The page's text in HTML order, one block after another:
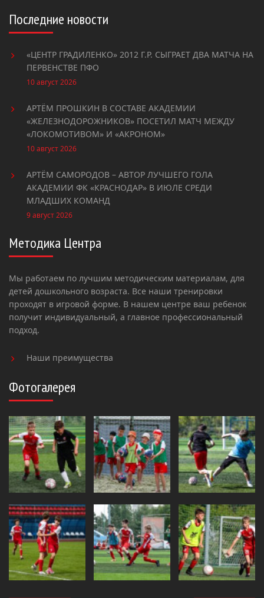
Последние новости
«ЦЕНТР ГРАДИЛЕНКО» 2012 Г.Р. СЫГРАЕТ ДВА МАТЧА НА
ПЕРВЕНСТВЕ ПФО
10 август 2026
АРТЁМ ПРОШКИН В СОСТАВЕ АКАДЕМИИ
«ЖЕЛЕЗНОДОРОЖНИКОВ» ПОСЕТИЛ МАТЧ МЕЖДУ
«ЛОКОМОТИВОМ» И «АКРОНОМ»
10 август 2026
АРТЁМ САМОРОДОВ – АВТОР ЛУЧШЕГО ГОЛА
АКАДЕМИИ ФК «КРАСНОДАР» В ИЮЛЕ СРЕДИ
МЛАДШИХ КОМАНД
9 август 2026
Методика Центра
Мы работаем по лучшим методическим материалам, для
детей дошкольного возраста. Все наши тренировки
проходят в игровой форме. В нашем центре ваш ребенок
получит индивидуальный, а главное профессиональный
подход.
Наши преимущества
Фотогалерея